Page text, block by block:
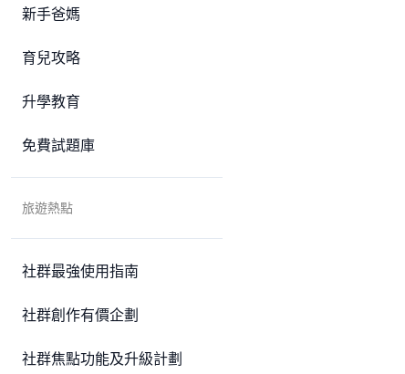
新手爸媽
育兒攻略
升學教育
免費試題庫
旅遊熱點
社群最強使用指南
社群創作有價企劃
社群焦點功能及升級計劃